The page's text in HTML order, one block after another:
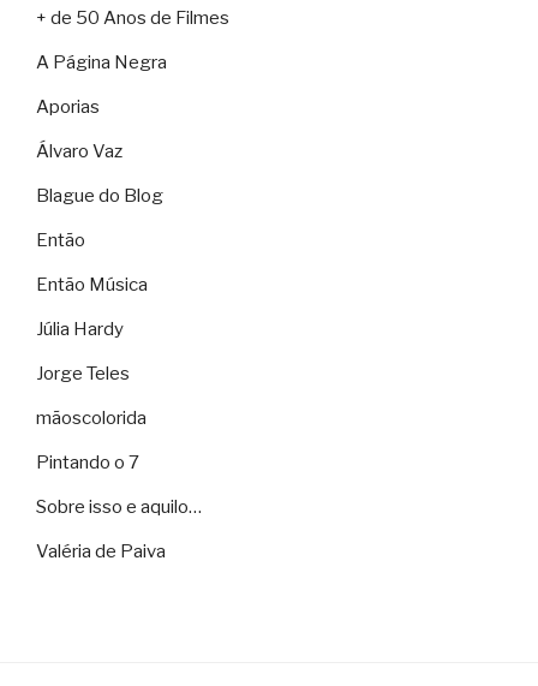
+ de 50 Anos de Filmes
A Página Negra
Aporias
Álvaro Vaz
Blague do Blog
Então
Então Música
Júlia Hardy
Jorge Teles
mãoscolorida
Pintando o 7
Sobre isso e aquilo…
Valéria de Paiva